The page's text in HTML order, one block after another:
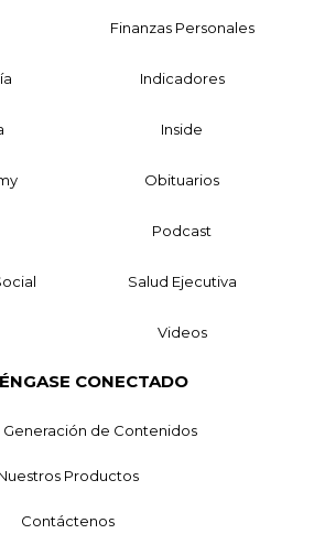
Finanzas Personales
Indicadores
Inside
Obituarios
Podcast
Salud Ejecutiva
Videos
CONECTADO
Generación de Contenidos
Productos
Contáctenos